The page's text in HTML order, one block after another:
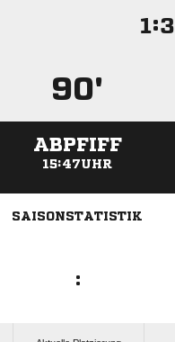
:
90'
ABPFIFF
15:47UHR
ANZEIGE
SAISONSTATISTIK
: